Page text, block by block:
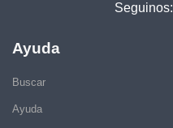
Seguinos:
Ayuda
Buscar
Ayuda